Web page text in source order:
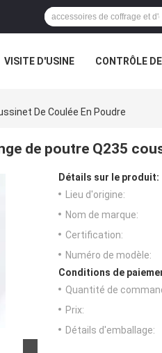
VISITE D'USINE CONTRÔLE
De Coulée En Poudre
de poutre Q235
Détails sur le produit:
Lieu d'origine:
Nom de marque:
Certification:
Numéro de modèle:
Conditions de
Quantité de
Prix:
Détails d'emballage: